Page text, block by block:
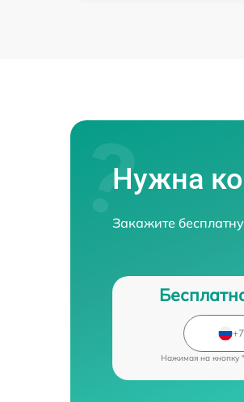
Нужна
Закажите
Нажимая на кнопку